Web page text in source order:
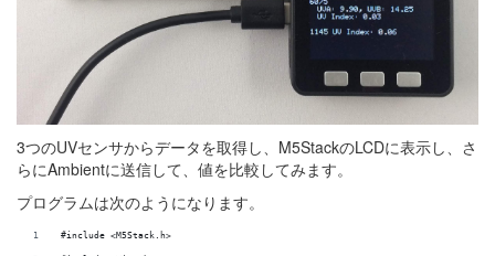
3つのUVセンサからデータを取得し、M5StackのLCDに表示し、さ
らにAmbientに送信して、値を比較してみます。
プログラムは次のようになります。
#include <M5Stack.h>